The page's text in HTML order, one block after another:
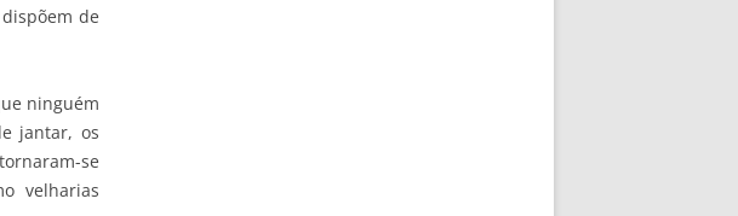
de
ninguém
jantar, os
se
velharias